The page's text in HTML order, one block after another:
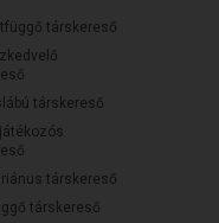
társkereső
társkereső
társkereső
társkereső